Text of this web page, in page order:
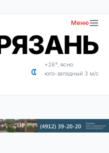
Меню
+26°, ясно
юго-западный 3 м/с